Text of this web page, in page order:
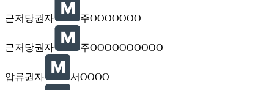
근저당권자 주OOOOOOO
근저당권자 주OOOOOOOOOO
압류권자 서OOOO